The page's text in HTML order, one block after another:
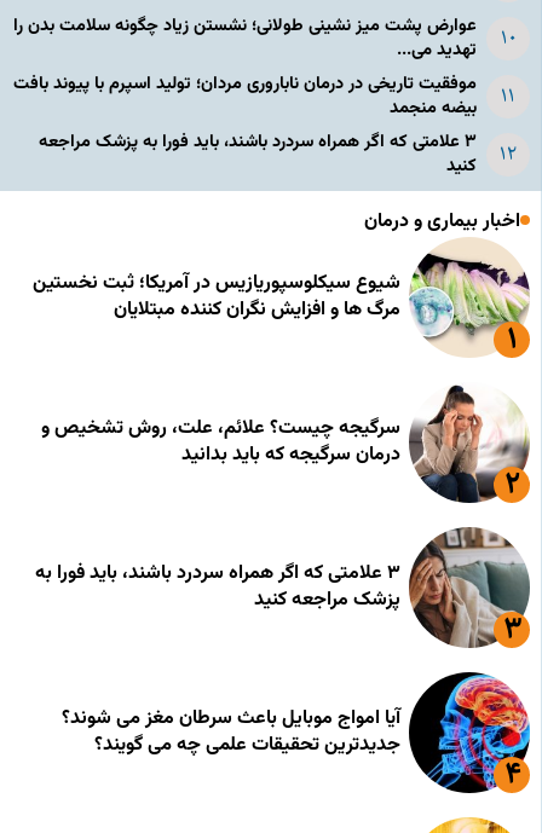
عوارض پشت میز نشینی طولانی؛ نشستن زیاد چگونه سلامت بدن را
تهدید می...
موفقیت تاریخی در درمان ناباروری مردان؛ تولید اسپرم با پیوند بافت
بیضه منجمد
۳ علامتی که اگر همراه سردرد باشند، باید فورا به پزشک مراجعه
کنید
اخبار بیماری و درمان
شیوع سیکلوسپوریازیس در آمریکا؛ ثبت نخستین
مرگ ها و افزایش نگران کننده مبتلایان
سرگیجه چیست؟ علائم، علت، روش تشخیص و
درمان سرگیجه که باید بدانید
۳ علامتی که اگر همراه سردرد باشند، باید فورا به
پزشک مراجعه کنید
آیا امواج موبایل باعث سرطان مغز می شوند؟
جدیدترین تحقیقات علمی چه می گویند؟